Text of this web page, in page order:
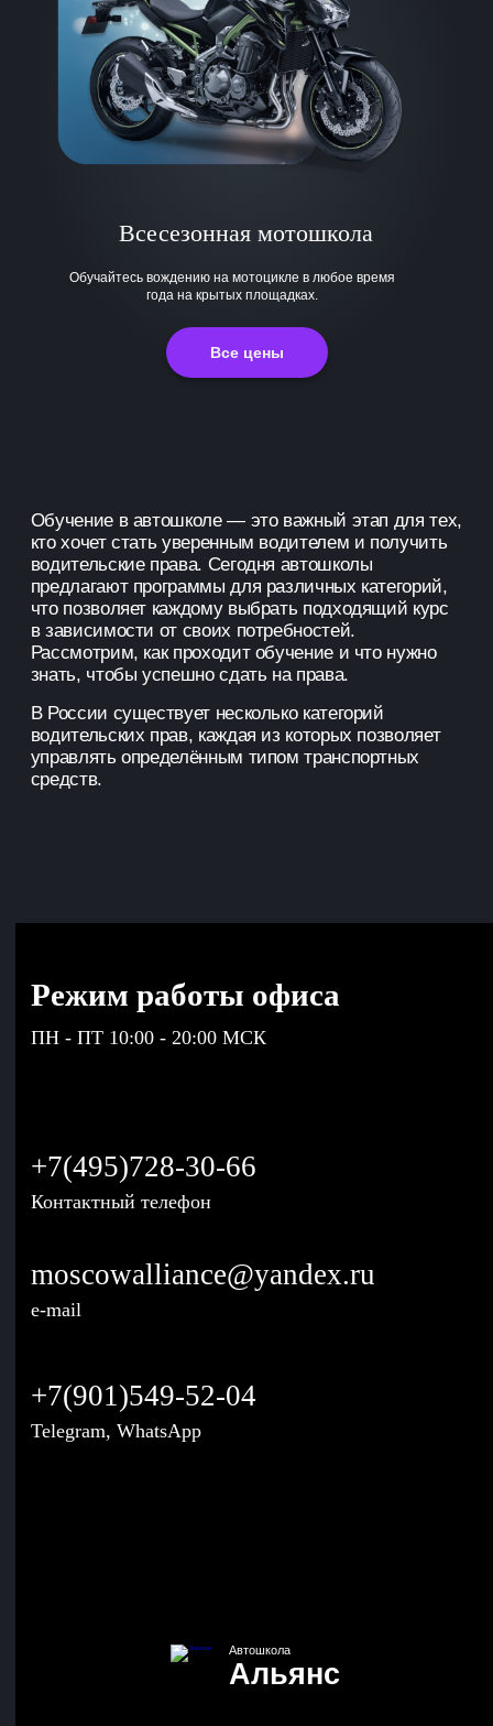
Всесезонная мотошкола
Обучайтесь вождению на мотоцикле в любое время
года на крытых площадках.
Все цены
Обучение в автошколе — это важный этап для тех,
кто хочет стать уверенным водителем и получить
водительские права. Сегодня автошколы
предлагают программы для различных категорий,
что позволяет каждому выбрать подходящий курс
в зависимости от своих потребностей.
Рассмотрим, как проходит обучение и что нужно
знать, чтобы успешно сдать на права.
В России существует несколько категорий
водительских прав, каждая из которых позволяет
управлять определённым типом транспортных
средств.
Режим работы офиса
ПН - ПТ 10:00 - 20:00 МСК
+7(495)728-30-66
Контактный телефон
moscowalliance@yandex.ru
e-mail
+7(901)549-52-04
Telegram, WhatsApp
Автошкола
Альянс